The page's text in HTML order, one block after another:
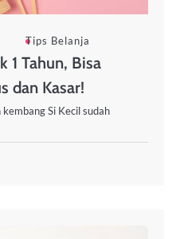
Tips Belanja
1 Tahun, Bisa
dan Kasar!
Si Kecil sudah